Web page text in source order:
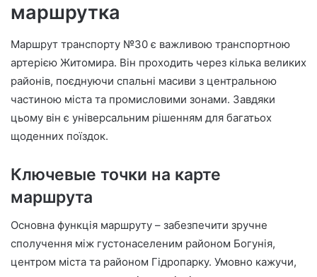
маршрутка
Маршрут транспорту №30 є важливою транспортною
артерією Житомира. Він проходить через кілька великих
районів, поєднуючи спальні масиви з центральною
частиною міста та промисловими зонами. Завдяки
цьому він є універсальним рішенням для багатьох
щоденних поїздок.
Ключевые точки на карте
маршрута
Основна функція маршруту – забезпечити зручне
сполучення між густонаселеним районом Богунія,
центром міста та районом Гідропарку. Умовно кажучи,